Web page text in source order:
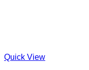
Quick View